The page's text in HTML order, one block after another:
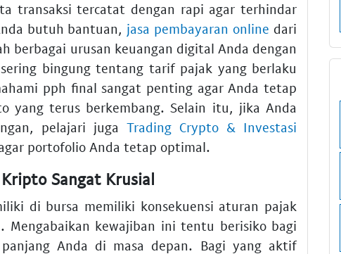
transaksi tercatat dengan rapi agar terhindar
butuh bantuan, jasa pembayaran online dari
berbagai urusan keuangan digital Anda dengan
bingung tentang tarif pajak yang berlaku
pph final sangat penting agar Anda tetap
yang terus berkembang. Selain itu, jika Anda
pelajari juga Trading Crypto & Investasi
portofolio Anda tetap optimal.
Sangat Krusial
di bursa memiliki konsekuensi aturan pajak
kewajiban ini tentu berisiko bagi
Anda di masa depan. Bagi yang aktif